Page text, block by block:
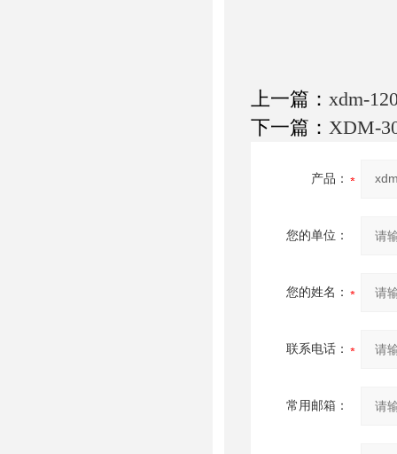
上一篇： xdm-
下一篇： XDM-
产品：
您的单位：
您的姓名：
联系电话：
常用邮箱：